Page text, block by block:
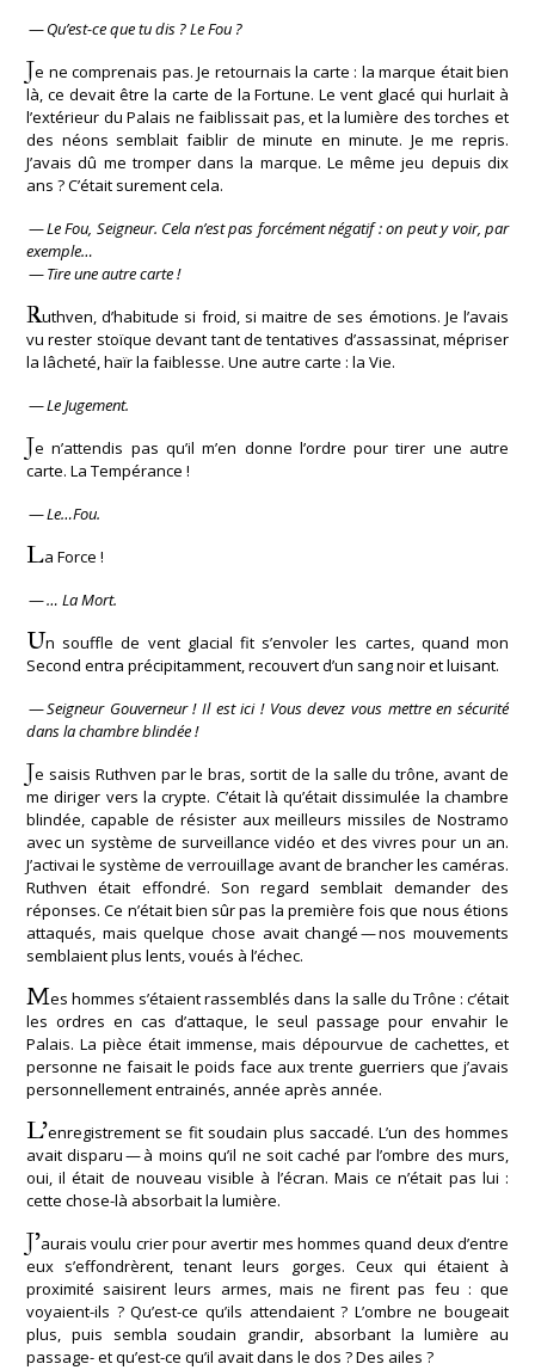
—Qu’est-ce que tu dis ? Le Fou ?
Je ne comprenais pas. Je retournais la carte : la marque était bien
là, ce devait être la carte de la Fortune. Le vent glacé qui hurlait à
l’extérieur du Palais ne faiblissait pas, et la lumière des torches et
des néons semblait faiblir de minute en minute. Je me repris.
J’avais dû me tromper dans la marque. Le même jeu depuis dix
ans ? C’était surement cela.
—Le Fou, Seigneur. Cela n’est pas forcément négatif : on peut y voir, par
exemple…
—Tire une autre carte !
Ruthven, d’habitude si froid, si maitre de ses émotions. Je l’avais
vu rester stoïque devant tant de tentatives d’assassinat, mépriser
la lâcheté, haïr la faiblesse. Une autre carte : la Vie.
—Le Jugement.
Je n’attendis pas qu’il m’en donne l’ordre pour tirer une autre
carte. La Tempérance !
—Le…Fou.
La Force !
—… La Mort.
Un souffle de vent glacial fit s’envoler les cartes, quand mon
Second entra précipitamment, recouvert d’un sang noir et luisant.
—Seigneur Gouverneur ! Il est ici ! Vous devez vous mettre en sécurité
dans la chambre blindée !
Je saisis Ruthven par le bras, sortit de la salle du trône, avant de
me diriger vers la crypte. C’était là qu’était dissimulée la chambre
blindée, capable de résister aux meilleurs missiles de Nostramo
avec un système de surveillance vidéo et des vivres pour un an.
J’activai le système de verrouillage avant de brancher les caméras.
Ruthven était effondré. Son regard semblait demander des
réponses. Ce n’était bien sûr pas la première fois que nous étions
attaqués, mais quelque chose avait changé — nos mouvements
semblaient plus lents, voués à l’échec.
Mes hommes s’étaient rassemblés dans la salle du Trône : c’était
les ordres en cas d’attaque, le seul passage pour envahir le
Palais. La pièce était immense, mais dépourvue de cachettes, et
personne ne faisait le poids face aux trente guerriers que j’avais
personnellement entrainés, année après année.
L’enregistrement se fit soudain plus saccadé. L’un des hommes
avait disparu — à moins qu’il ne soit caché par l’ombre des murs,
oui, il était de nouveau visible à l’écran. Mais ce n’était pas lui :
cette chose-là absorbait la lumière.
J’aurais voulu crier pour avertir mes hommes quand deux d’entre
eux s’effondrèrent, tenant leurs gorges. Ceux qui étaient à
proximité saisirent leurs armes, mais ne firent pas feu : que
voyaient-ils ? Qu’est-ce qu’ils attendaient ? L’ombre ne bougeait
plus, puis sembla soudain grandir, absorbant la lumière au
passage- et qu’est-ce qu’il avait dans le dos ? Des ailes ?